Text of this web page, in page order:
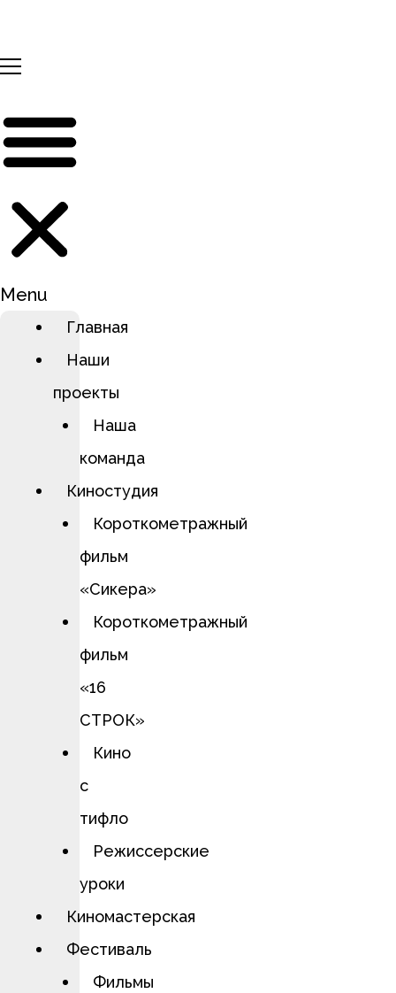
содержимому
Menu
Главная
Наши
проекты
Наша
команда
Киностудия
Короткометражный
фильм
«Сикера»
Короткометражный
фильм
«16
СТРОК»
Кино
с
тифло
Режиссерские
уроки
Киномастерская
Фестиваль
Фильмы